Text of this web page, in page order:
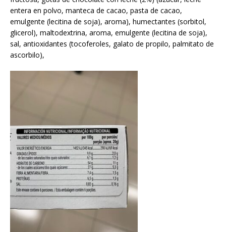
entera en polvo, manteca de cacao, pasta de cacao,
emulgente (lecitina de soja), aroma), humectantes (sorbitol,
glicerol), maltodextrina, aroma, emulgente (lecitina de soja),
sal, antioxidantes (tocoferoles, galato de propilo, palmitato de
ascorbilo),